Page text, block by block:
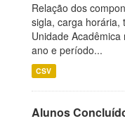
Relação dos
sigla, carga horária,
Unidade
ano e período...
CSV
Alunos